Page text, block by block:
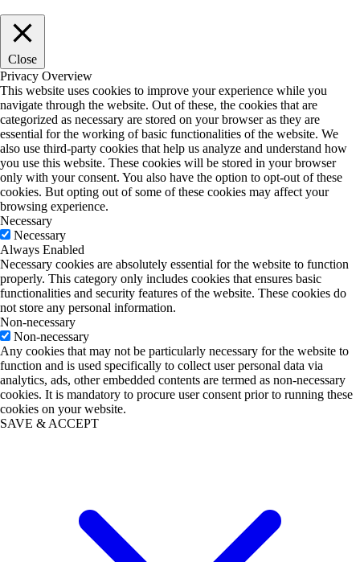
Close
Privacy Overview
This website uses cookies to improve your experience while you
navigate through the website. Out of these, the cookies that are
categorized as necessary are stored on your browser as they are
essential for the working of basic functionalities of the website. We
also use third-party cookies that help us analyze and understand how
you use this website. These cookies will be stored in your browser
only with your consent. You also have the option to opt-out of these
cookies. But opting out of some of these cookies may affect your
browsing experience.
Necessary
Necessary
Always Enabled
Necessary cookies are absolutely essential for the website to function
properly. This category only includes cookies that ensures basic
functionalities and security features of the website. These cookies do
not store any personal information.
Non-necessary
Non-necessary
Any cookies that may not be particularly necessary for the website to
function and is used specifically to collect user personal data via
analytics, ads, other embedded contents are termed as non-necessary
cookies. It is mandatory to procure user consent prior to running these
cookies on your website.
SAVE & ACCEPT